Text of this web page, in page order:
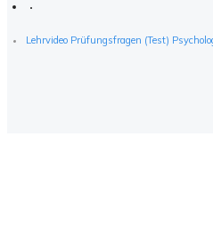
Lehrvideo Prüfungsfragen (Test)